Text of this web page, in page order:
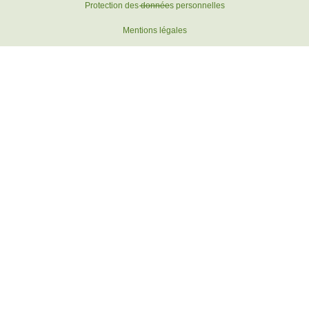
Protection des données personnelles
Mentions légales